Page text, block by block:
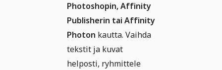
Photoshopin, Affinity
Publisherin tai Affinity
Photon kautta. Vaihda
tekstit ja kuvat
helposti, ryhmittele